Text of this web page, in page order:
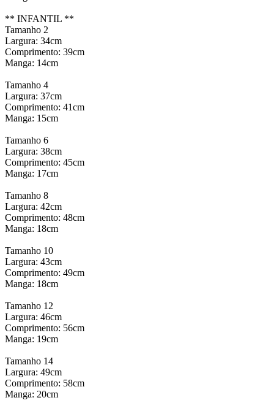
** INFANTIL **
Tamanho 2
Largura: 34cm
Comprimento: 39cm
Manga: 14cm
Tamanho 4
Largura: 37cm
Comprimento: 41cm
Manga: 15cm
Tamanho 6
Largura: 38cm
Comprimento: 45cm
Manga: 17cm
Tamanho 8
Largura: 42cm
Comprimento: 48cm
Manga: 18cm
Tamanho 10
Largura: 43cm
Comprimento: 49cm
Manga: 18cm
Tamanho 12
Largura: 46cm
Comprimento: 56cm
Manga: 19cm
Tamanho 14
Largura: 49cm
Comprimento: 58cm
Manga: 20cm